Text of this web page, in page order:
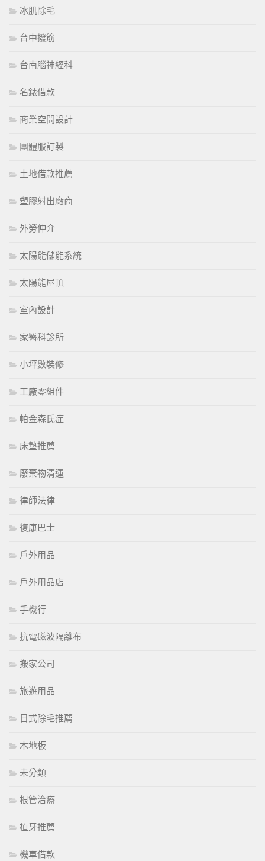
冰肌除毛
台中撥筋
台南腦神經科
名錶借款
商業空間設計
團體服訂製
土地借款推薦
塑膠射出廠商
外勞仲介
太陽能儲能系統
太陽能屋頂
室內設計
家醫科診所
小坪數裝修
工廠零組件
帕金森氏症
床墊推薦
廢棄物清運
律師法律
復康巴士
戶外用品
戶外用品店
手機行
抗電磁波隔離布
搬家公司
旅遊用品
日式除毛推薦
木地板
未分類
根管治療
植牙推薦
機車借款